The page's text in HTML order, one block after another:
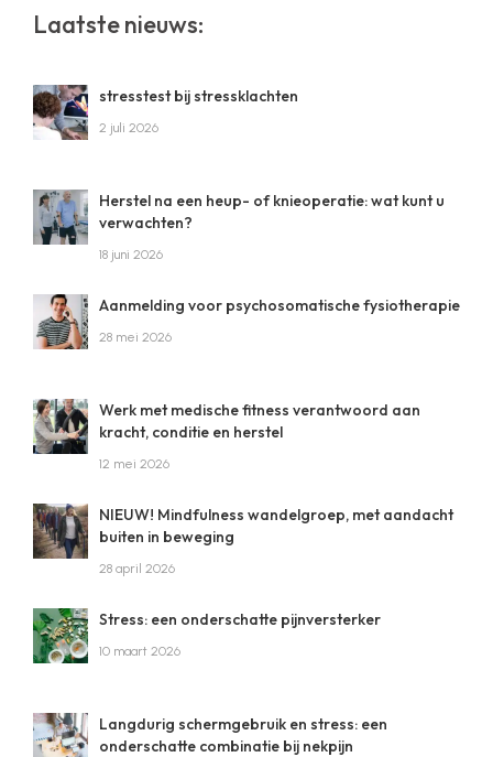
website
Laatste nieuws:
stresstest bij stressklachten
2 juli 2026
Herstel na een heup- of knieoperatie: wat kunt u
verwachten?
18 juni 2026
Aanmelding voor psychosomatische fysiotherapie
28 mei 2026
Werk met medische fitness verantwoord aan
kracht, conditie en herstel
12 mei 2026
NIEUW! Mindfulness wandelgroep, met aandacht
buiten in beweging
28 april 2026
Stress: een onderschatte pijnversterker
10 maart 2026
Langdurig schermgebruik en stress: een
onderschatte combinatie bij nekpijn